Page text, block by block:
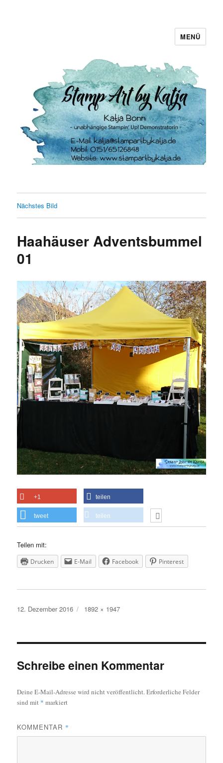
MENÜ
Nächstes Bild
Haahäuser Adventsbummel
01
+1 teilen
tweet teilen
Teilen mit:
Drucken E-Mail Facebook Pinterest
Veröffentlicht
12. Dezember 2016
Volle
1892 × 1947
Schreibe einen Kommentar
Deine E-Mail-Adresse wird nicht veröffentlicht.Erforderliche Felder
sind mit * markiert
KOMMENTAR *